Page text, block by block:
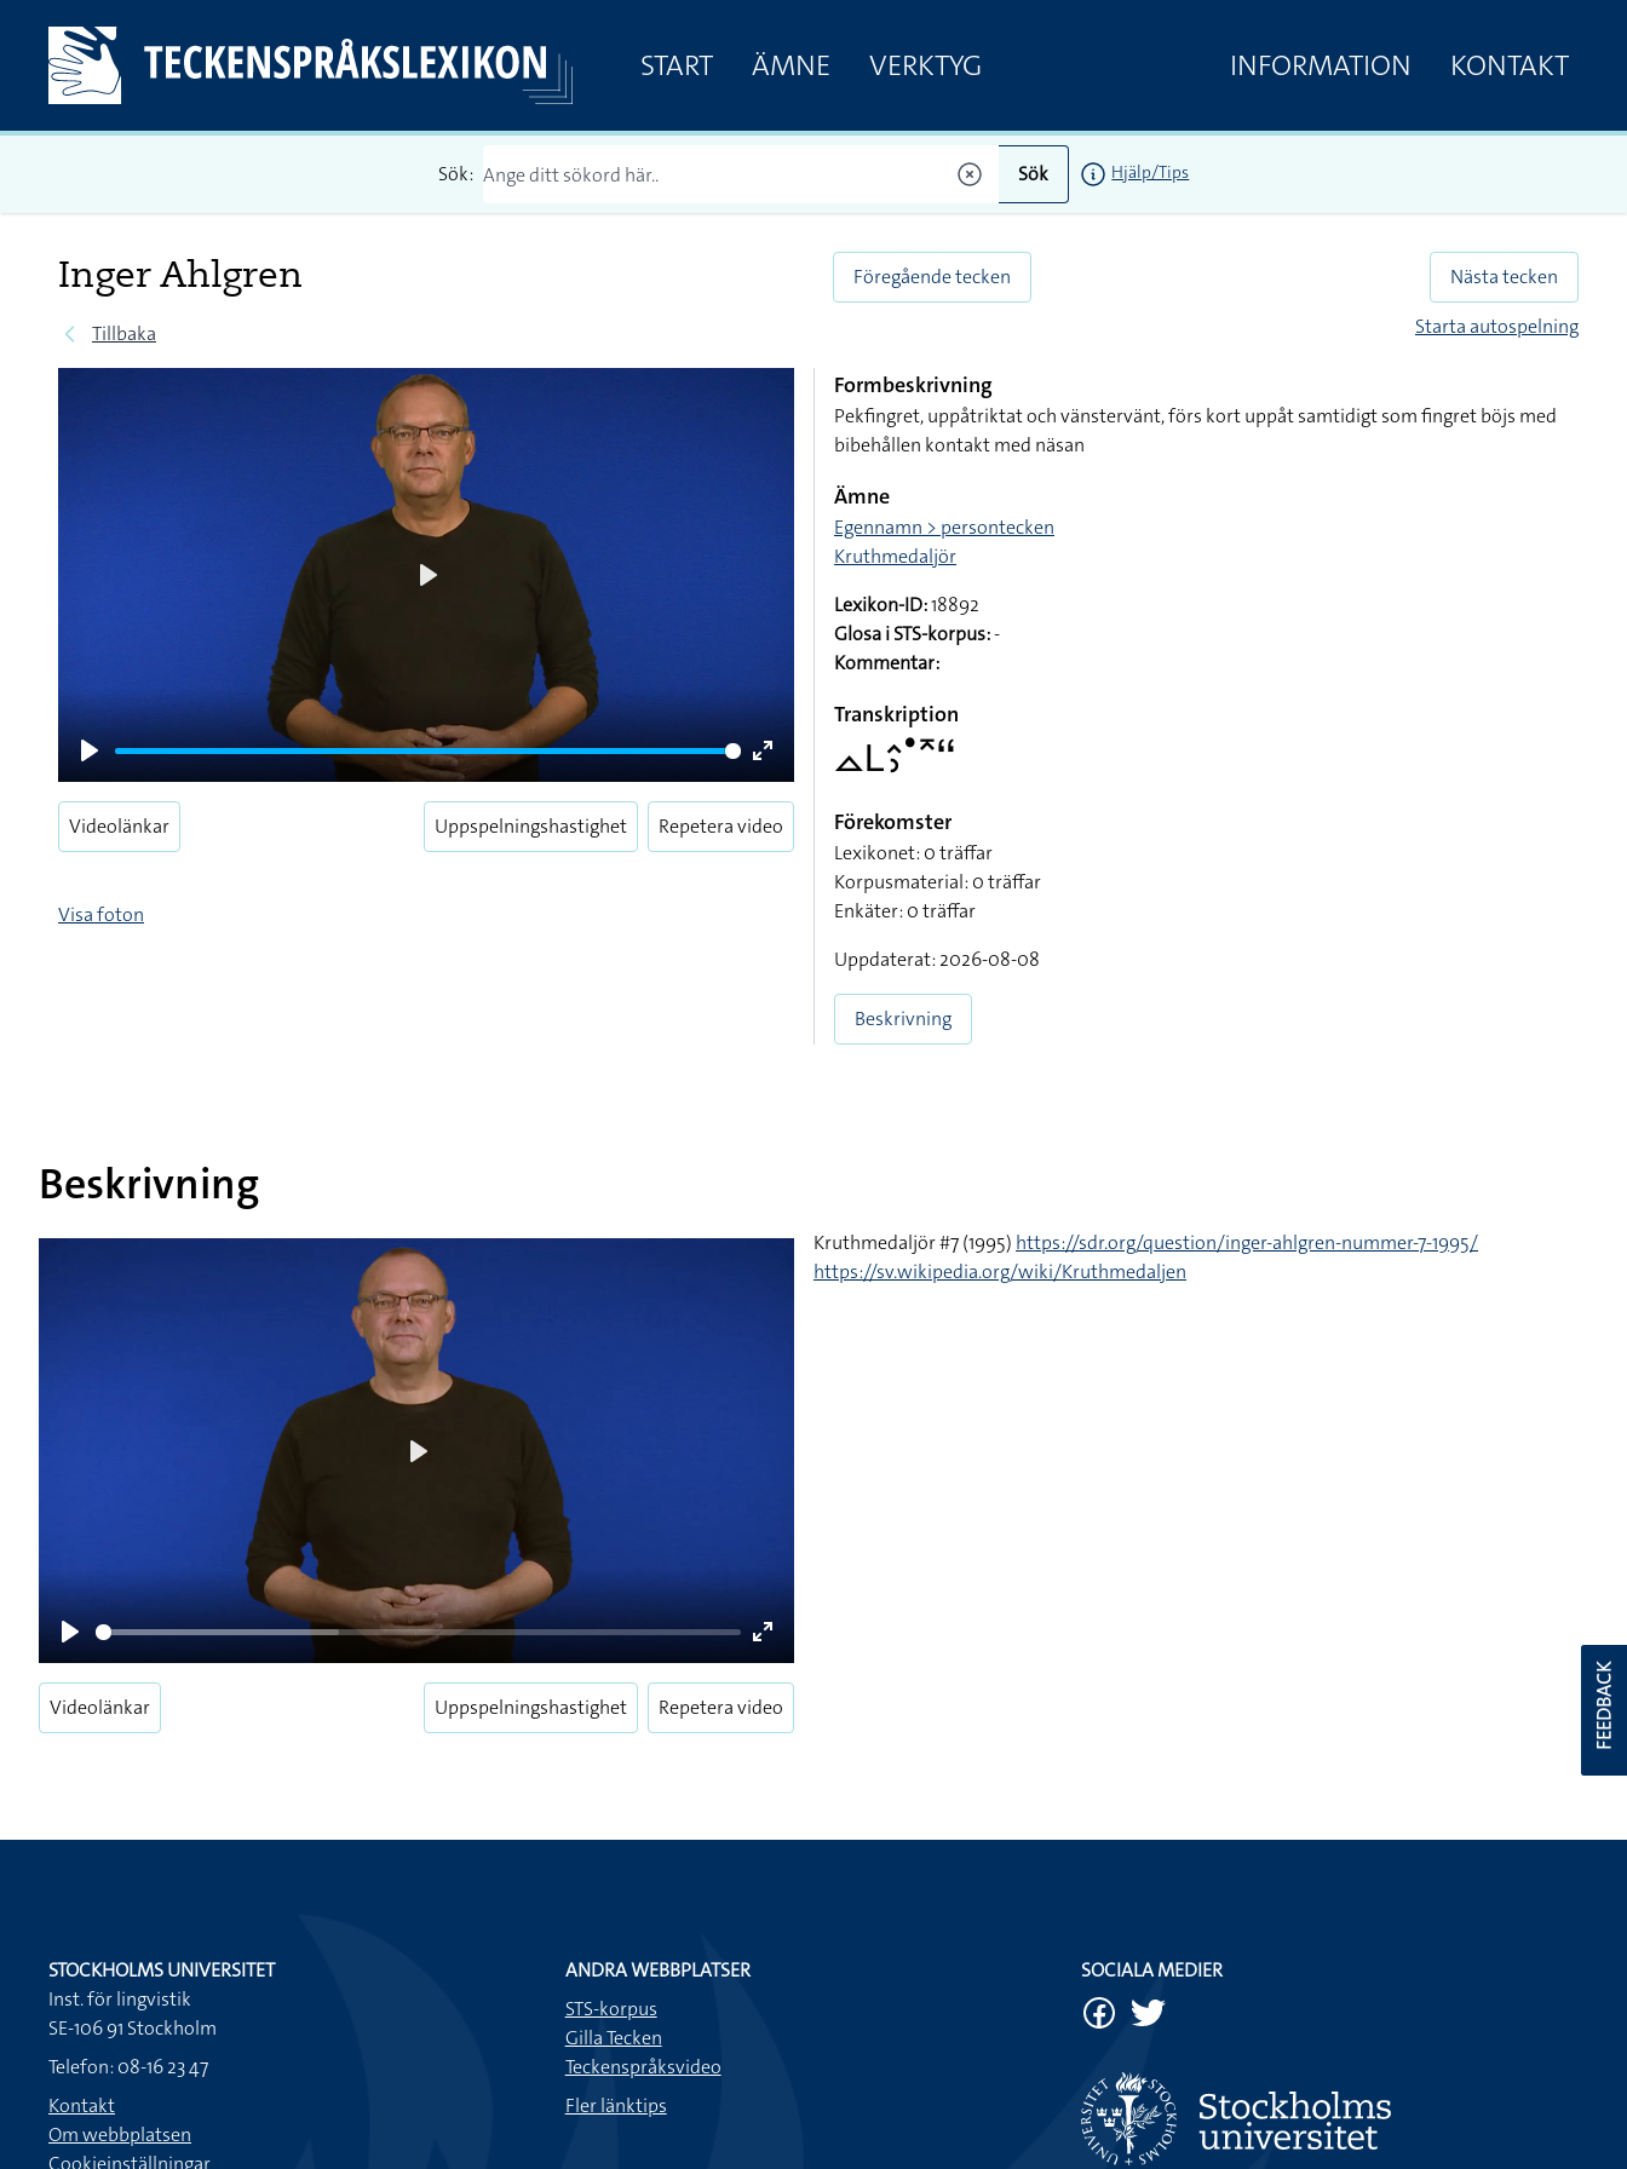
START ÄMNE VERKTYG INFORMATION KONTAKT
Sök: Sök Hjälp/Tips
Inger Ahlgren
Tillbaka
Föregående tecken
Nästa tecken
Starta autospelning
Play
Enter
fullscreen
Videolänkar Uppspelningshastighet Repetera video
Visa foton
Formbeskrivning
Pekfingret, uppåtriktat och vänstervänt, förs kort uppåt samtidigt som fingret böjs med
bibehållen kontakt med näsan
Ämne
Egennamn > persontecken
Kruthmedaljör
Lexikon-ID:18892
Glosa i STS-korpus:-
Kommentar:
Transkription
􌤼􌥈􌤵􌤶􌤟􌥷􌦨
Förekomster
Lexikonet: 0 träffar
Korpusmaterial: 0 träffar
Enkäter: 0 träffar
Uppdaterat: 2026-08-08
Beskrivning
Beskrivning
Play
Enter
fullscreen
Videolänkar Uppspelningshastighet Repetera video
Kruthmedaljör #7 (1995) https://sdr.org/question/inger-ahlgren-nummer-7-1995/
https://sv.wikipedia.org/wiki/Kruthmedaljen
FEEDBACK
STOCKHOLMS UNIVERSITET
Inst. för lingvistik
SE-106 91 Stockholm
Telefon: 08-16 23 47
Kontakt
Om webbplatsen
Cookieinställningar
ANDRA WEBBPLATSER
STS-korpus
Gilla Tecken
Teckenspråksvideo
Fler länktips
SOCIALA MEDIER